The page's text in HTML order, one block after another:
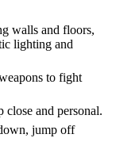
walls and floors,
lighting and
to fight
close and personal.
jump off